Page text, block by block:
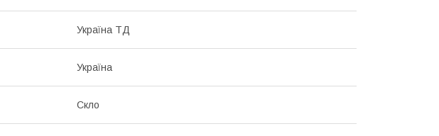
Україна ТД
Україна
Скло